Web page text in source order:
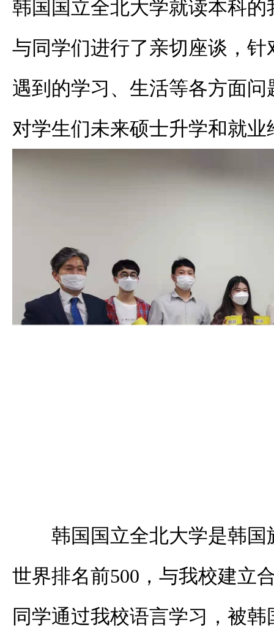
韩国国立全北大学就读本科
与同学们进行了亲切座谈，
遇到的学习、生活等各方面
对学生们未来硕士升学和就业
韩国国立全北大学是韩
世界排名前500 ，与我校建立
同学通过我校语言学习，被